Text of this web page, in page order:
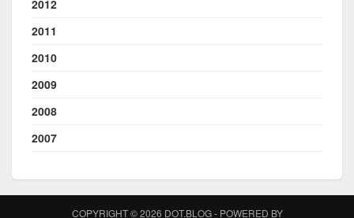
2012
2011
2010
2009
2008
2007
COPYRIGHT © 2026 DOT.BLOG - POWERED BY